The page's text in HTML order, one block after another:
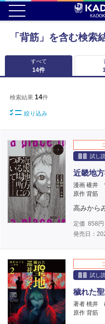
「背筋」を含む検索
すべて
14件
検索結果 14件
絞り込み
試し
近畿地
漫画 碓井
原作 背筋
高みから
定価 858
発売日：
試し
穢れた
著者 桃井
原作 背筋